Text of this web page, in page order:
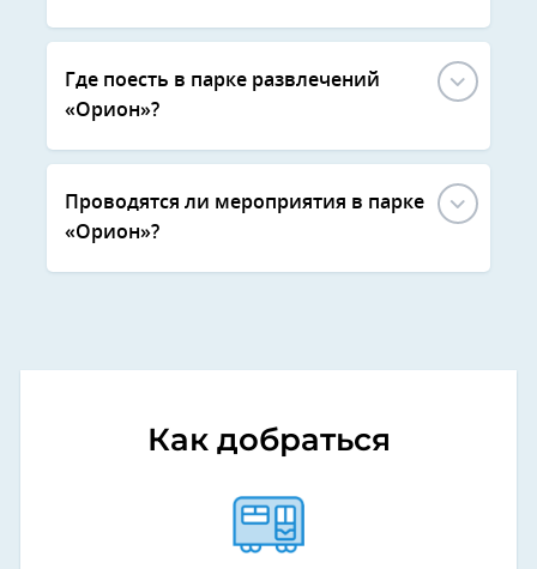
Где поесть в парке развлечений
«Орион»?
Проводятся ли мероприятия в парке
«Орион»?
Как добраться